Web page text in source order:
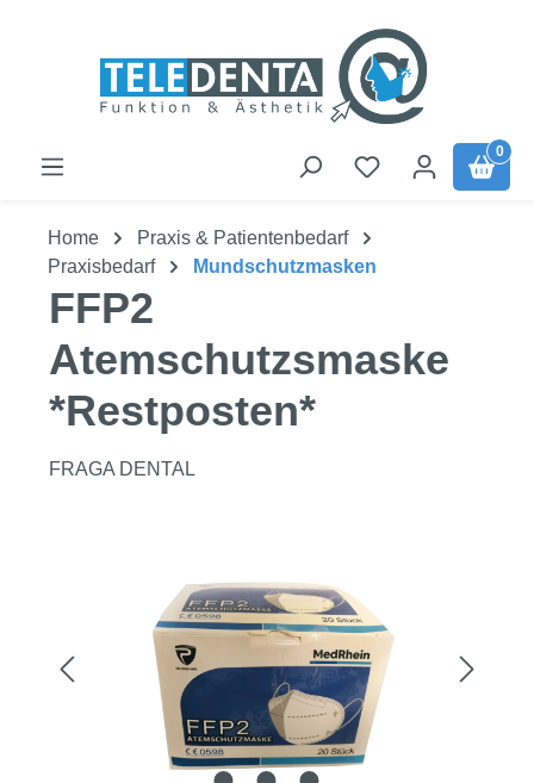
0
Home
Praxis & Patientenbedarf
Praxisbedarf
Mundschutzmasken
FFP2
Atemschutzsmaske
*Restposten*
FRAGA DENTAL